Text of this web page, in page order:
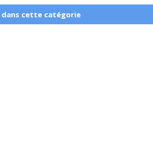
cette catégorie